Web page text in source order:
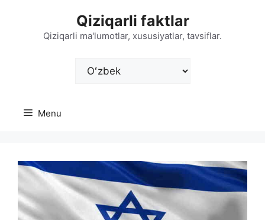
Qiziqarli faktlar
Qiziqarli ma'lumotlar, xususiyatlar, tavsiflar.
Choose
Menu